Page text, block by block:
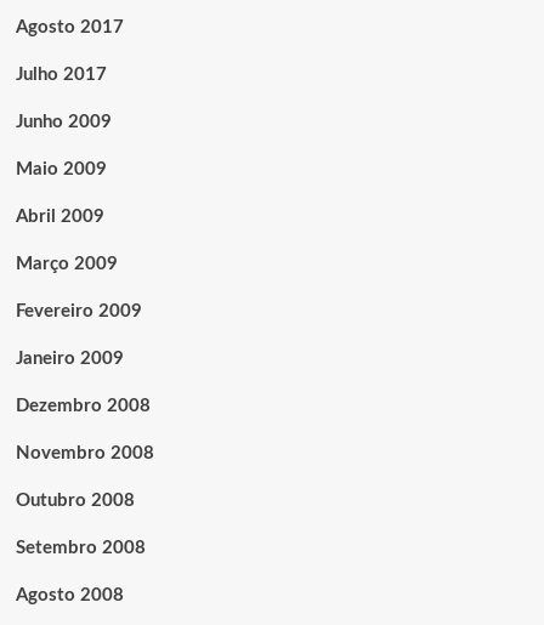
Agosto 2017
Julho 2017
Junho 2009
Maio 2009
Abril 2009
Março 2009
Fevereiro 2009
Janeiro 2009
Dezembro 2008
Novembro 2008
Outubro 2008
Setembro 2008
Agosto 2008